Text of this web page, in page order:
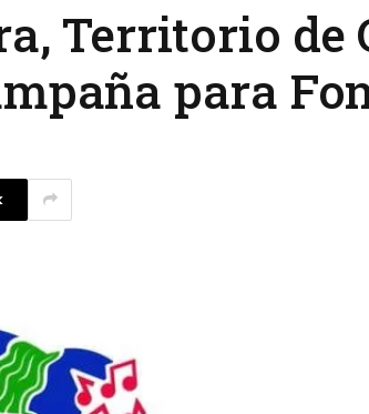
Territorio de
para